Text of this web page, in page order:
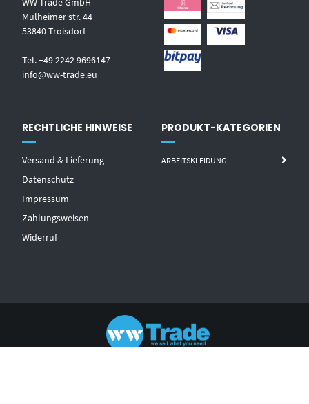
Mülheimer str. 44
53840 Troisdorf
Tel. +49 2242 9696147
info@ww-trade.eu
RECHTLICHE HINWEISE
Versand & Lieferung
Datenschutz
Impressum
Zahlungsweisen
Widerruf
PRODUKT-KATEGORIEN
ARBEITSKLEIDUNG